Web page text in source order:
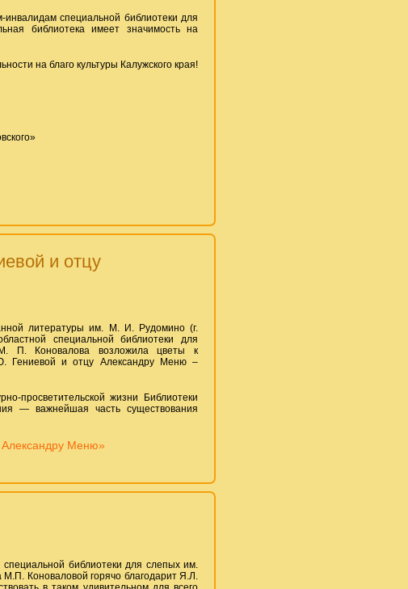
специальной библиотеки для
библиотека имеет значимость на
на благо культуры Калужского края!
и отцу
литературы им. М. И. Рудомино (г.
специальной библиотеки для
П. Коновалова возложила цветы к
Гениевой и отцу Александру Меню –
просветительской жизни Библиотеки
— важнейшая часть существования
Меню»
специальной библиотеки для слепых им.
М.П. Коноваловой горячо благодарит Я.Л.